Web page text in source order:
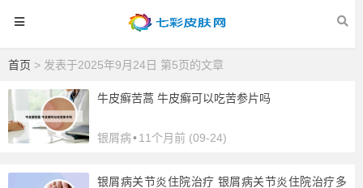
首页 > 发表于2025年9月24日 第5页的文章
牛皮癣苦蒿 牛皮癣可以吃苦参片吗
银屑病•11个月前 (09-24)
银屑病关节炎住院治疗 银屑病关节炎住院治疗多